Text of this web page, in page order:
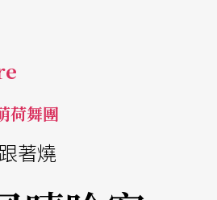
荷舞團
著燒